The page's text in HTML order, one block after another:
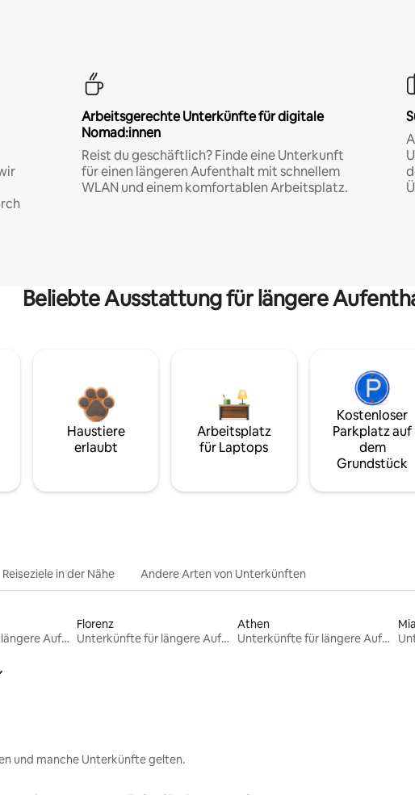
Arbeitsgerechte Unterkünfte für digitale
Nomad:innen
Reist du geschäftlich? Finde eine Unterkunft
für einen längeren Aufenthalt mit schnellem
WLAN und einem komfortablen Arbeitsplatz.
Beliebte Ausstattung für längere
Haustiere
erlaubt
Arbeitsplatz
für Laptops
Kostenloser
Parkplatz auf
dem
Grundstück
Reiseziele in der Nähe Andere Arten von Unterkünften
Unterkünfte für längere Aufenthalte
Florenz
Unterkünfte für längere Aufenthalte
Athen
Unterkünfte für längere Aufenthalte
und manche Unterkünfte gelten.